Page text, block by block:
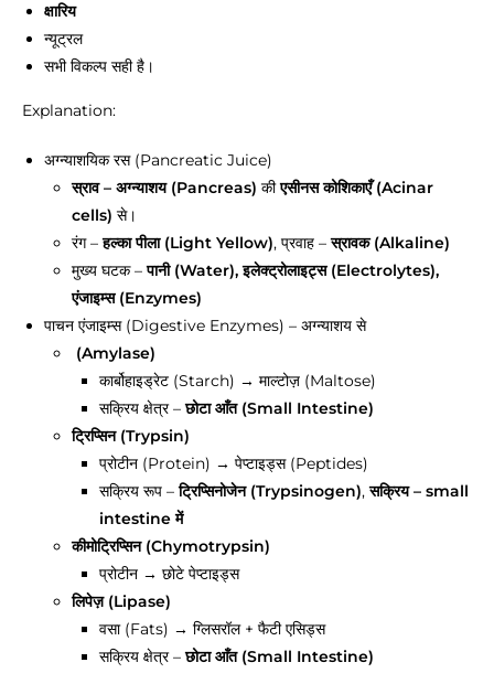
क्षारिय
न्यूट्रल
सभी विकल्प सही है।
Explanation:
अग्न्याशयिक रस (Pancreatic Juice)
स्राव – अग्न्याशय (Pancreas) कीएसीनस कोशिकाएँ (Acinar
cells) से।
रंग –हल्का पीला (Light Yellow), प्रवाह –स्रावक (Alkaline)
मुख्य घटक –पानी (Water), इलेक्ट्रोलाइट्स (Electrolytes),
एंजाइम्स (Enzymes)
पाचन एंजाइम्स (Digestive Enzymes) – अग्न्याशय से
(Amylase)
कार्बोहाइड्रेट (Starch) → माल्टोज़ (Maltose)
सक्रिय क्षेत्र –छोटा आँत (Small Intestine)
ट्रिप्सिन (Trypsin)
प्रोटीन (Protein) → पेप्टाइड्स (Peptides)
सक्रिय रूप –ट्रिप्सिनोजेन (Trypsinogen),सक्रिय – small
intestine में
कीमोट्रिप्सिन (Chymotrypsin)
प्रोटीन → छोटे पेप्टाइड्स
लिपेज़ (Lipase)
वसा (Fats) → ग्लिसरॉल + फैटी एसिड्स
सक्रिय क्षेत्र –छोटा आँत (Small Intestine)